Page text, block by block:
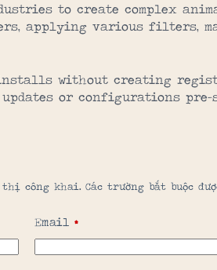
to create complex
applying various filters,
without creating
or configurations pre-
thị công khai. Các trường bắt buộc
Email *